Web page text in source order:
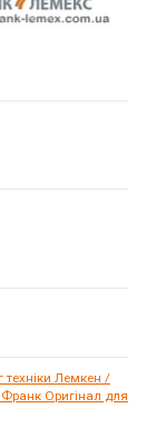
техніки Лемкен /
Оригінал для